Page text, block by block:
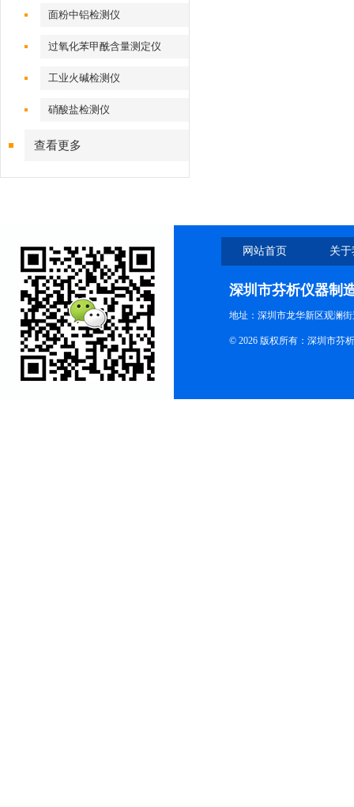
面粉中铝检测仪
过氧化苯甲酰含量测定仪
工业火碱检测仪
硝酸盐检测仪
查看更多
网站首页 关
深圳市芬析仪器制
地址：深圳市龙华新区观澜
© 2026 版权所有：深圳市芬